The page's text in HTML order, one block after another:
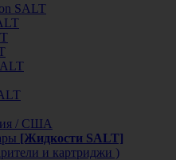
SALT
/ США
[Жидкости SALT]
и картриджи )